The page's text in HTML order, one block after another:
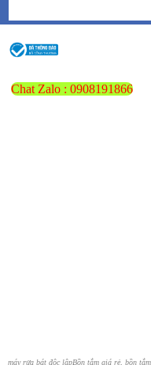
Chat Zalo : 0908191866
máy rửa bát độc lậpBồn tắm giá rẻ, bồn